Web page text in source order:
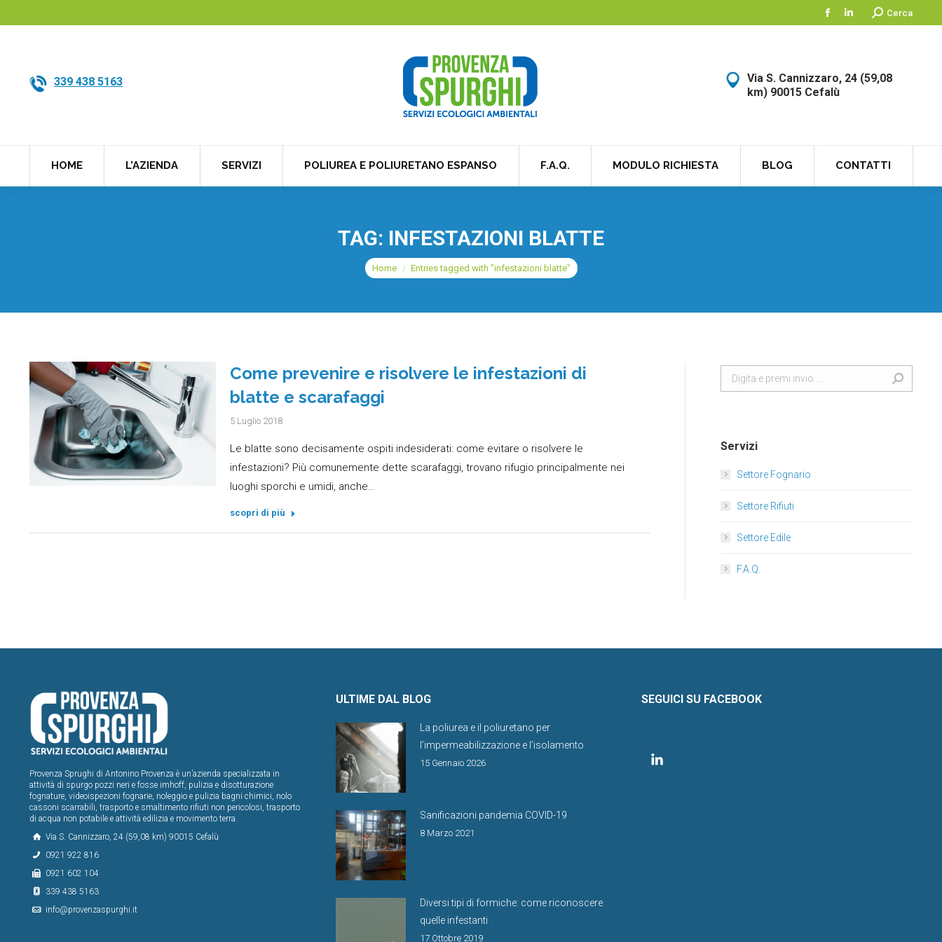
Facebook
Linkedin
Search:
Cerca
339 438 5163
Via S. Cannizzaro, 24 (59,08
km) 90015 Cefalù
HOME L’AZIENDA SERVIZI POLIUREA E POLIURETANO ESPANSO F.A.Q. MODULO RICHIESTA BLOG CONTATTI
TAG: INFESTAZIONI BLATTE
You are here:
Home Entries tagged with "infestazioni blatte"
Come prevenire e risolvere le infestazioni di
blatte e scarafaggi
5 Luglio 2018
Le blatte sono decisamente ospiti indesiderati: come evitare o risolvere le
infestazioni? Più comunemente dette scarafaggi, trovano rifugio principalmente nei
luoghi sporchi e umidi, anche…
scopri di più
Search:
Servizi
Settore Fognario
Settore Rifiuti
Settore Edile
F.A.Q.
Provenza Sprughi di Antonino Provenza è un’azienda specializzata in
attività di spurgo pozzi neri e fosse imhoff, pulizia e disotturazione
fognature, videoispezioni fognarie, noleggio e pulizia bagni chimici, nolo
cassoni scarrabili, trasporto e smaltimento rifiuti non pericolosi, trasporto
di acqua non potabile e attività edilizia e movimento terra.
Via S. Cannizzaro, 24 (59,08 km) 90015 Cefalù
0921 922 816
0921 602 104
339 438 5163
info@provenzaspurghi.it
ULTIME DAL BLOG
La poliurea e il poliuretano per
l’impermeabilizzazione e l’isolamento
15 Gennaio 2026
Sanificazioni pandemia COVID-19
8 Marzo 2021
Diversi tipi di formiche: come riconoscere
quelle infestanti
17 Ottobre 2019
SEGUICI SU FACEBOOK